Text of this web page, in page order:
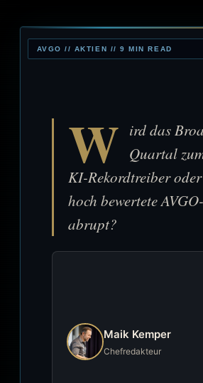
AVGO // AKTIEN // 9 MIN READ
W ird das
Quartal
KI-Rekordtreiber
hoch bewertete
abrupt?
Maik Kemper
Chefredakteur